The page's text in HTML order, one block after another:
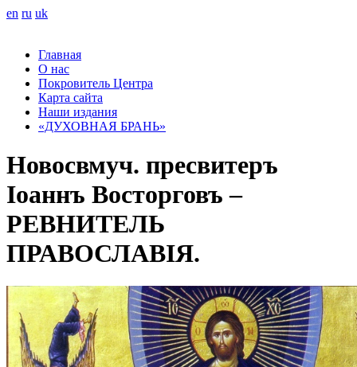
en ru uk
Главная
О нас
Покровитель Центра
Карта сайта
Наши издания
«ДУХОВНАЯ БРАНЬ»
Новосвмуч. пресвитеръ
Іоаннъ Восторговъ –
РЕВНИТЕЛЬ
ПРАВОСЛАВІЯ.